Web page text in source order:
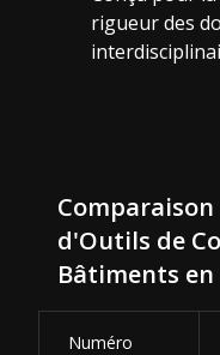
rigueur des
d'Outils de
Bâtiments en
Numéro